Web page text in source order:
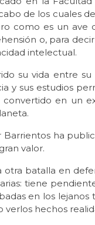
de los cuales
como es un ave
o, para
intelectual.
su vida entre su
y sus estudios
en un
ha
valor.
batalla en
tiene
en los
verlos hechos